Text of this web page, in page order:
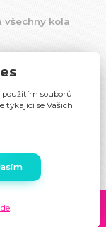
všechny kola
souborů
týkající se Vašich
.